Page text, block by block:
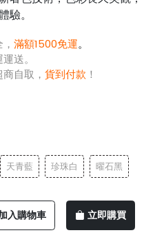
驗。
滿額1500免運。
送。
自取， 貨到付款 ！
天青藍 珍珠白 曜石黑
入購物車 立即購買